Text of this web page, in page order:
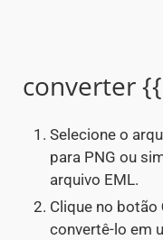
converter
Selecione o
para PNG ou
arquivo EML.
Clique no botão
convertê-lo em